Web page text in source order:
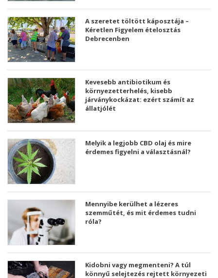
A szeretet töltött káposztája –
Kéretlen Figyelem ételosztás
Debrecenben
Kevesebb antibiotikum és
környezetterhelés, kisebb
járványkockázat: ezért számít az
állatjólét
Melyik a legjobb CBD olaj és mire
érdemes figyelni a választásnál?
Mennyibe kerülhet a lézeres
szemműtét, és mit érdemes tudni
róla?
Kidobni vagy megmenteni? A túl
könnyű selejtezés rejtett környezeti